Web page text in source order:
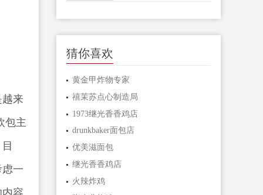
越来
包主
一
容
猜你喜欢
黄金甲炸物专家
禧茉苏点心制造局
1973继光香香鸡店
drunkbaker面包店
优美滋面包
继光香香鸡店
火辣炸鸡